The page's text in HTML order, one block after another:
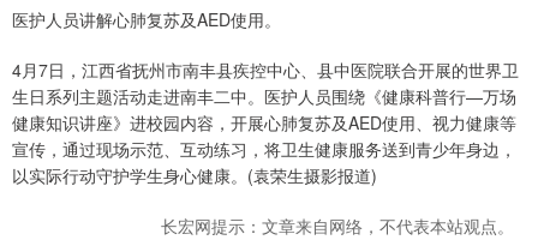
医护人员讲解心肺复苏及AED使用。
4月7日，江西省抚州市南丰县疾控中心、县中医院联合开展的世界卫
生日系列主题活动走进南丰二中。医护人员围绕《健康科普行—万场
健康知识讲座》进校园内容，开展心肺复苏及AED使用、视力健康等
宣传，通过现场示范、互动练习，将卫生健康服务送到青少年身边，
以实际行动守护学生身心健康。(袁荣生摄影报道)
长宏网提示：文章来自网络，不代表本站观点。